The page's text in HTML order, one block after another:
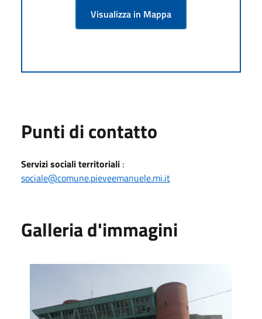
Visualizza in Mappa
Punti di contatto
Servizi sociali territoriali :
sociale@comune.pieveemanuele.mi.it
Galleria d'immagini